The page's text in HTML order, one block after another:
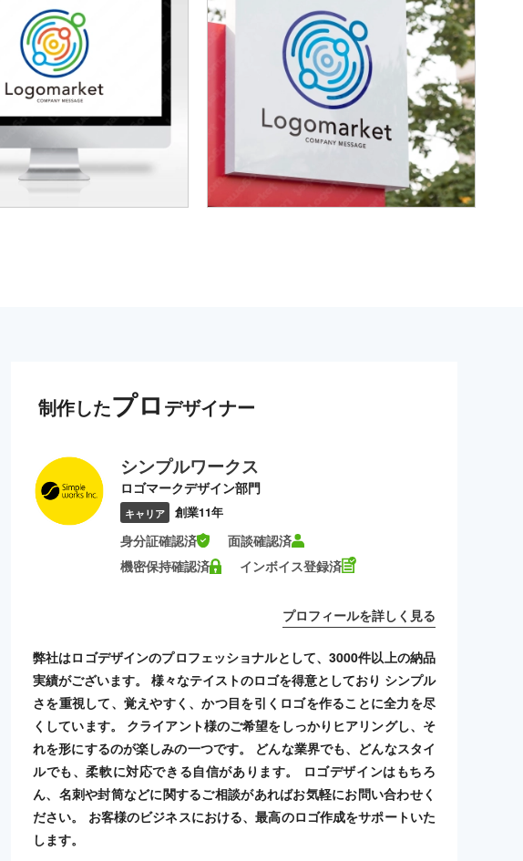
制作したプロ デザイナー
シンプルワークス
ロゴマークデザイン部門
キャリア 創業11年
身分証確認済
面談確認済
機密保持確認済
インボイス登録済
プロフィールを詳しく見る
弊社はロゴデザインのプロフェッショナルとして、3000件以上の納品
実績がございます。 様々なテイストのロゴを得意としており シンプル
さを重視して、覚えやすく、かつ目を引くロゴを作ることに全力を尽
くしています。 クライアント様のご希望をしっかりヒアリングし、そ
れを形にするのが楽しみの一つです。 どんな業界でも、どんなスタイ
ルでも、柔軟に対応できる自信があります。 ロゴデザインはもちろ
ん、名刺や封筒などに関するご相談があればお気軽にお問い合わせく
ださい。 お客様のビジネスにおける、最高のロゴ作成をサポートいた
します。